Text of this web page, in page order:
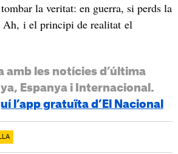
la veritat: en guerra, si perds la
Ah, i el principi de realitat el
amb les notícies d’última
Espanya i Internacional.
l’app gratuïta d’El Nacional